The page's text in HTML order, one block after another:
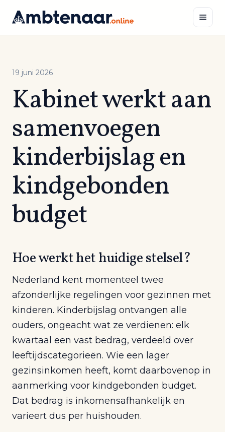
inhoud
19 juni 2026
Kabinet werkt aan
samenvoegen
kinderbijslag en
kindgebonden
budget
Hoe werkt het huidige stelsel?
Nederland kent momenteel twee
afzonderlijke regelingen voor gezinnen met
kinderen. Kinderbijslag ontvangen alle
ouders, ongeacht wat ze verdienen: elk
kwartaal een vast bedrag, verdeeld over
leeftijdscategorieën. Wie een lager
gezinsinkomen heeft, komt daarbovenop in
aanmerking voor kindgebonden budget.
Dat bedrag is inkomensafhankelijk en
varieert dus per huishouden.